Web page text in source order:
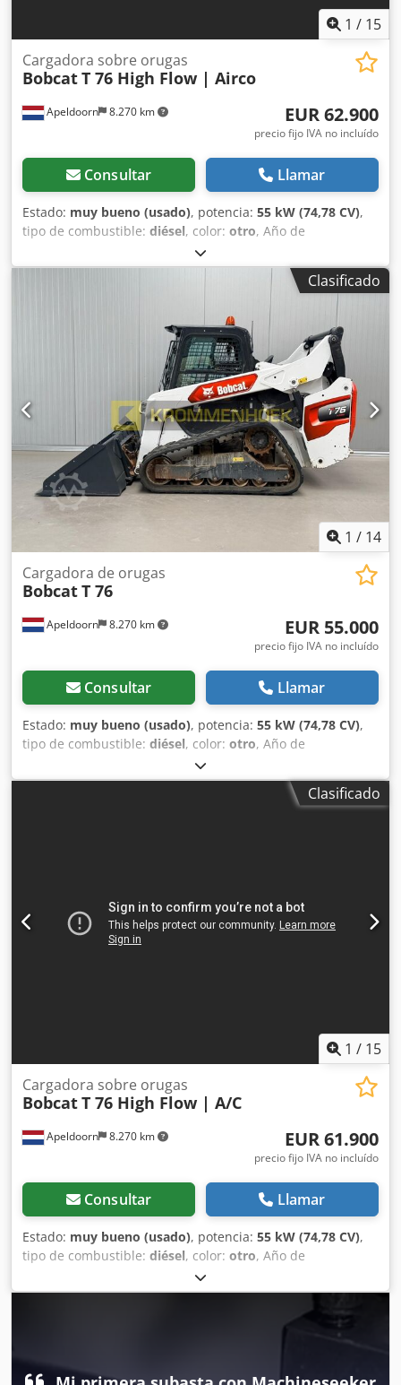
1 / 15
Apeldoorn 8.270 km
Cargadora sobre orugas
BobcatT 76 High Flow | Airco
EUR 62.900
precio fijo IVA no incluído
Consultar Llamar
Estado: muy bueno (usado), potencia: 55 kW (74,78 CV),
tipo de combustible: diésel, color: otro, Año de
, horas de funcionamiento:
Equipamiento:aire acondicionado, Información técnica
Número de cilindros: 4 Cilindrada del motor: 2.400 cc Tipo
de chasis: rígido Dirección: rígida Marca del motor: Bobcat
Peso en vacío: 4.898 kg Dimensiones (L x A x H): 390 x 186 x
206 cm Funcional Sistema de cambio rápido: Sí
Certificación CE: sí Estado Estado técnico: muy bueno
Estado visual: muy bueno = Otras opciones y equipamiento
= - Faro(s) de trabajo - Suspensión del brazo Dsdoxn S N
Ropfx Am Sokr - Orugas de goma - Gran caudal -
Acoplamiento rápido hidráulico - Luz de señalización - Dos
velocidades = Observaciones = Tren motriz Nivel (Tier):
Stage V / Tier IV final General País de fabricación: EE. UU.
Estado Tipo CE: CE Acoplamiento rápido hidráulico, 2
velocidades, pantalla grande, cámara de marcha atrás,
aire acondicionado, asiento neumático.
Clasificado
1 / 14
Apeldoorn 8.270 km
Cargadora de orugas
BobcatT 76
EUR 55.000
precio fijo IVA no incluído
Consultar Llamar
Estado: muy bueno (usado), potencia: 55 kW (74,78 CV),
tipo de combustible: diésel, color: otro, Año de
, horas de funcionamiento:
Equipamiento:aire acondicionado, Peso en vacío: 4.898 kg
Dimensiones (L x An x Al): 395 x 220 x 208 cm Dirección:
Tier IV final 2 velocidades de traslación, control de marcha,
aire acondicionado, cámara de marcha atrás, asiento
neumático, control por joystick.
Clasificado
1 / 15
Apeldoorn 8.270 km
Cargadora sobre orugas
BobcatT 76 High Flow | A/C
EUR 61.900
precio fijo IVA no incluído
Consultar Llamar
Estado: muy bueno (usado), potencia: 55 kW (74,78 CV),
tipo de combustible: diésel, color: otro, Año de
, horas de funcionamiento:
Equipamiento:aire acondicionado, Información técnica
Número de cilindros: 4 Cilindrada del motor: 2.400 cc
Dirección: Bock Marca del motor: Bobcat Peso en vacío:
Funcionalidad Sistema de cambio rápido: Sí Marcado CE: sí